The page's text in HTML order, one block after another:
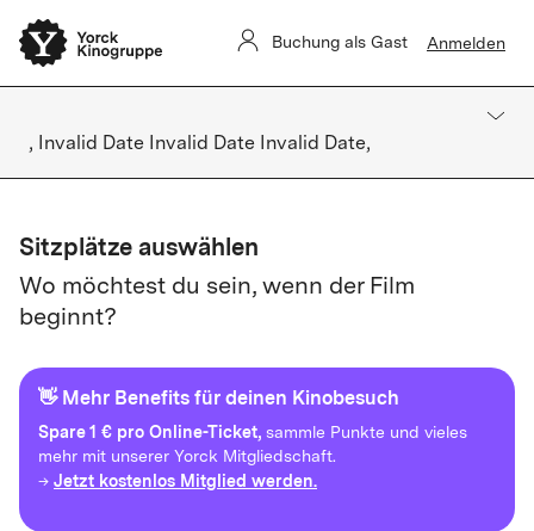
Buchung als Gast Anmelden
, Invalid Date Invalid Date Invalid Date,
Sitzplätze auswählen
Wo möchtest du sein, wenn der Film
beginnt?
👋 Mehr Benefits für deinen Kinobesuch
Spare1 € pro Online-Ticket, sammle Punkte und vieles
mehr mit unserer Yorck Mitgliedschaft.
→ Jetzt kostenlos Mitglied werden.